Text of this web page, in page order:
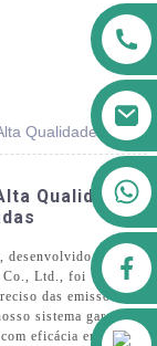
Alibaba
Qualidade
Qualidade
pela
Co., Ltd., foi
das emissões de
sistema garante
eficácia em tempo